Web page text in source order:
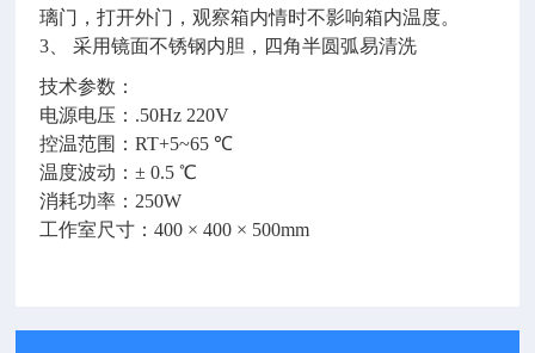
璃门，打开外门，观察箱内情时不影响箱内温度。
3、 采用镜面不锈钢内胆，四角半圆弧易清洗
技术参数：
电源电压：.50Hz 220V
控温范围：RT+5~65 ℃
温度波动：± 0.5 ℃
消耗功率：250W
工作室尺寸：400 × 400 × 500mm